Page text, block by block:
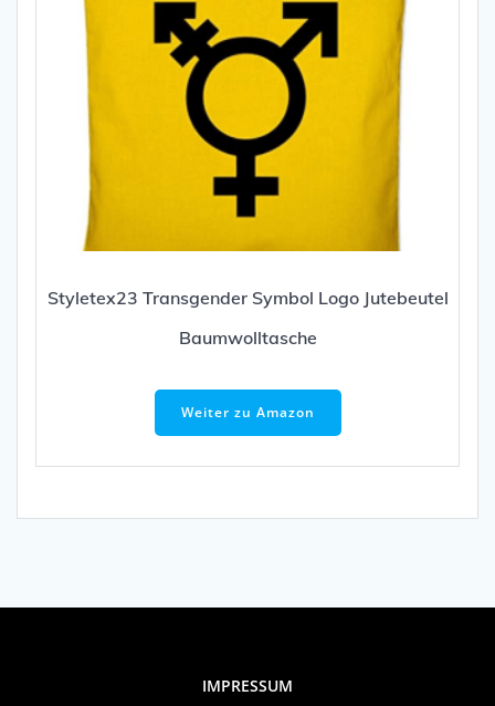
Styletex23 Transgender Symbol Logo Jutebeutel
Baumwolltasche
Weiter zu Amazon
IMPRESSUM